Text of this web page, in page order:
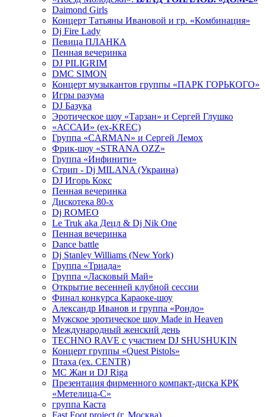
Daimond Girls
Концерт Татьяны Ивановой и гр. «Комбинация»
Dj Fire Lady
Певица ПЛАНКА
Пенная вечеринка
DJ PILIGRIM
DMC SIMON
Концерт музыкантов группы «ПАРК ГОРЬКОГО»
Игры разума
DJ Базука
Эротическое шоу «Тарзан» и Сергей Глушко
«АССАИ» (ex-KREC)
Группа «CARMAN» и Сергей Лемох
Фрик-шоу «STRANA OZZ»
Группа «Инфинити»
Стрип - Dj MILANA (Украина)
DJ Игорь Кокс
Пенная вечеринка
Дискотека 80-х
Dj ROMEO
Le Truk aka Децл & Dj Nik One
Пенная вечеринка
Dance battle
Dj Stanley Williams (New York)
Группа «Триада»
Группа «Ласковый Май»
Открытие весенней клубной сессии
Финал конкурса Караоке-шоу
Александр Иванов и группа «Рондо»
Мужское эротическое шоу Made in Heaven
Международный женский день
TECHNO RAVE с участием DJ SHUSHUKIN
Концерт группы «Quest Pistols»
Птаха (ex. CENTR)
МС Жан и DJ Riga
Презентация фирменного компакт-диска КРК
«Метелица-С»
группа Каста
Fast Foot project (г. Москва)